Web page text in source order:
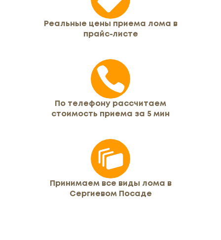
Реальные цены приема лома в
прайс-листе
По телефону рассчитаем
стоимость приема за 5 мин
Принимаем все виды лома в
Сергиевом Посаде